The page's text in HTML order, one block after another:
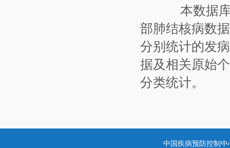
本数据库
部肺结核病数
分别统计的发
据及相关原始
分类统计。
中国疾病预防控制